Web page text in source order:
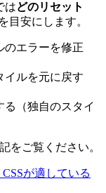
はどのリセット
目安にします。
のエラーを修正
イルを元に戻す
（独自のスタイ
をご覧ください。
が適している